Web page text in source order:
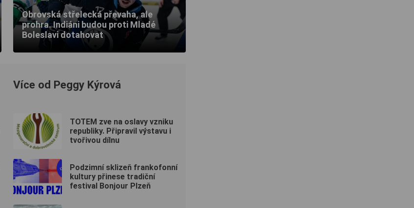
Obrovská střelecká převaha, ale
prohra. Indiáni budou proti Mladé
Boleslavi dotahovat
Více od Peggy Kýrová
TOTEM zve na oslavy vzniku
republiky. Připravil výstavu i
tvořivou dílnu
Podzimní sklizeň frankofonní
kultury přinese tradiční
festival Bonjour Plzeň